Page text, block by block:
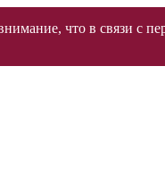
что в связи с